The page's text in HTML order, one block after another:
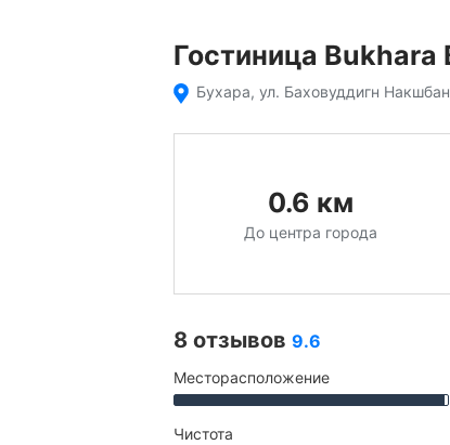
Гостиница Bukhara
Бухара, ул. Баховуддигн
0.6 км
До центра города
8 отзывов 9.6
Месторасположение
Чистота